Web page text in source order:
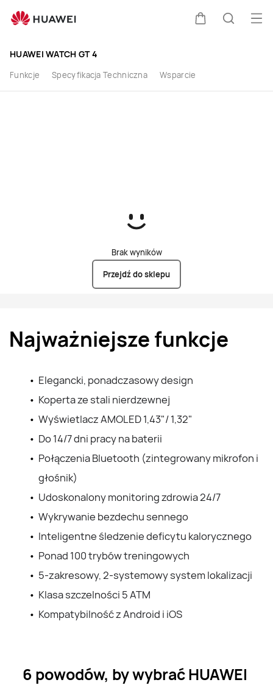
Kup
HUAWEI
WATCH
GT
HUAWEI WATCH GT 4
Funkcje Specyfikacja Techniczna Wsparcie
Brak wyników
Przejdź do sklepu
Najważniejsze funkcje
Elegancki, ponadczasowy design
Koperta ze stali nierdzewnej
Wyświetlacz AMOLED 1,43"/1,32"
Do 14/7 dni pracy na baterii
Połączenia Bluetooth (zintegrowany mikrofon i
głośnik)
Udoskonalony monitoring zdrowia 24/7
Wykrywanie bezdechu sennego
Inteligentne śledzenie deficytu kalorycznego
Ponad 100 trybów treningowych
5-zakresowy, 2-systemowy system lokalizacji
Klasa szczelności 5 ATM
Kompatybilność z Android i iOS
6 powodów, by wybrać HUAWEI